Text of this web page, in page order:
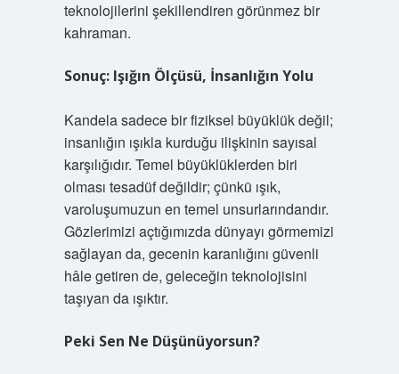
teknolojilerini şekillendiren görünmez bir
kahraman.
Sonuç: Işığın Ölçüsü, İnsanlığın Yolu
Kandela sadece bir fiziksel büyüklük değil;
insanlığın ışıkla kurduğu ilişkinin sayısal
karşılığıdır. Temel büyüklüklerden biri
olması tesadüf değildir; çünkü ışık,
varoluşumuzun en temel unsurlarındandır.
Gözlerimizi açtığımızda dünyayı görmemizi
sağlayan da, gecenin karanlığını güvenli
hâle getiren de, geleceğin teknolojisini
taşıyan da ışıktır.
Peki Sen Ne Düşünüyorsun?